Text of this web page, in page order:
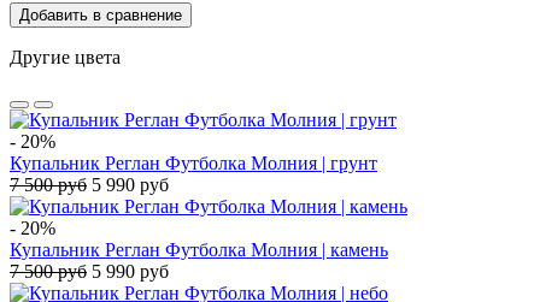
Добавить в сравнение
Другие цвета
- 20%
Купальник Реглан Футболка Молния | грунт
7 500 руб 5 990 руб
- 20%
Купальник Реглан Футболка Молния | камень
7 500 руб 5 990 руб